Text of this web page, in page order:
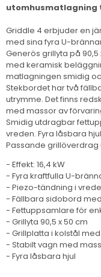
utomhusmatlagning
Griddle 4 erbjuder en
med sina fyra U-
Generös grillyta på
med keramisk
matlagningen smidig
Stekbordet har två
utrymme. Det finns
med massor av
Smidig utdragbar
vreden. Fyra låsbara
Passande grillöverdrag
- Effekt: 16,4 kW
- Fyra kraftfulla U-
- Piezo-tändning i
- Fällbara sidobord
- Fettuppsamlare för
- Grillyta 90,5 x 50 cm
- Grillplatta i kolstål
- Stabilt vagn med
- Fyra låsbara hjul